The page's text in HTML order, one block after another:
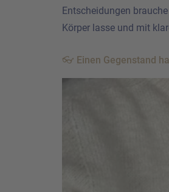
Entscheidungen
Körper lasse und mit
👓 Einen Gegenstand